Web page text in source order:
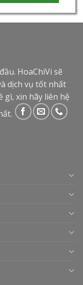
HoaChiVi sẽ
dịch vụ tốt nhất
gì, xin hãy liên hệ